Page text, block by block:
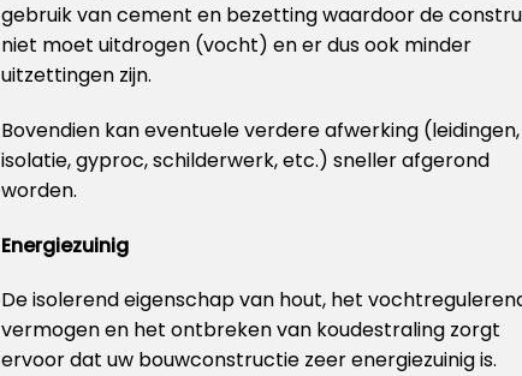
gebruik van cement en bezetting waardoor de
niet moet uitdrogen (vocht) en er dus ook minder
uitzettingen zijn.
Bovendien kan eventuele verdere afwerking (leidingen,
isolatie, gyproc, schilderwerk, etc.) sneller afgerond
worden.
Energiezuinig
De isolerend eigenschap van hout, het
vermogen en het ontbreken van koudestraling zorgt
ervoor dat uw bouwconstructie zeer energiezuinig is.